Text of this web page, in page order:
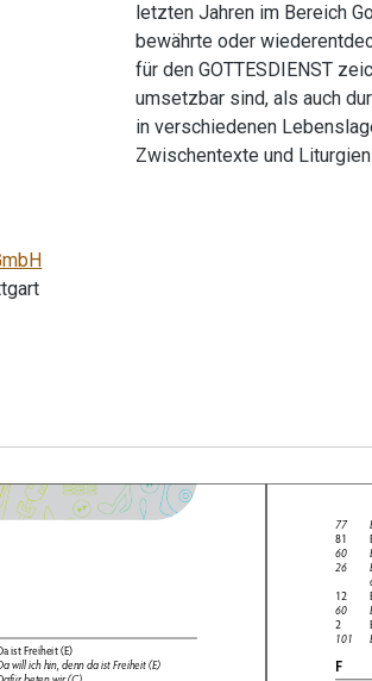
letzten Jahren im Bereich
bewährte oder
für den GOTTESDIENST
umsetzbar sind, als auch
in verschiedenen
Zwischentexte und